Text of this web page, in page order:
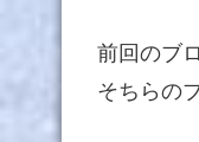
前回のブ
そちらの